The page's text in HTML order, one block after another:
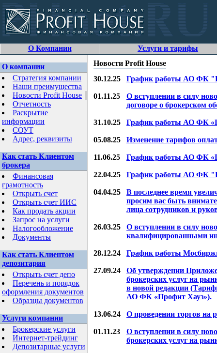
О Компании Услуги и тарифы
О компании
Стратегия компании
Наши преимущества
Новости Profit House
Отчетность
Раскрытие
информации
СОУТ
Адрес, реквизиты
Как стать Клиентом
брокера
Финансовая
грамотность
Открыть счет
Открыть счет ИИС
Как продать акции
Запрос на услуги
Налогообложение
Документы
Как стать Клиентом
депозитария
Открыть счет депо
Перечень и порядок
оформления документов
Образцы документов
Услуги компании
Брокерские услуги
Интернет-трейдинг
Депозитарные услуги
Новости Profit House
30.12.25 График работы АО ФК
01.11.25
О вступлении в силу
договоре о брокерском
31.10.25 График работы АО ФК
05.08.25 Изменение тарифов
11.06.25 График работы АО ФК
22.04.25 График работы АО ФК
04.04.25
В последнее время
просим вас быть
лица сотрудников и
26.03.25
О вступлении в силу
квалифицированными
28.12.24 График работы
27.09.24
Об утверждении
брокерских услуг на
в новой редакции
АО ФК «Профит Хауз»).
13.06.24 О проведении торгов на
01.11.23
О вступлении в силу
брокерских услуг на